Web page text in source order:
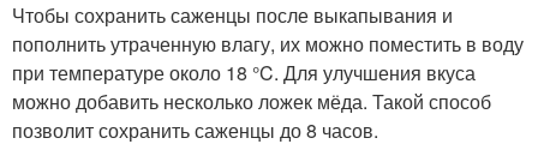
Чтобы сохранить саженцы после выкапывания и
пополнить утраченную влагу, их можно поместить в воду
при температуре около 18 °C. Для улучшения вкуса
можно добавить несколько ложек мёда. Такой способ
позволит сохранить саженцы до 8 часов.